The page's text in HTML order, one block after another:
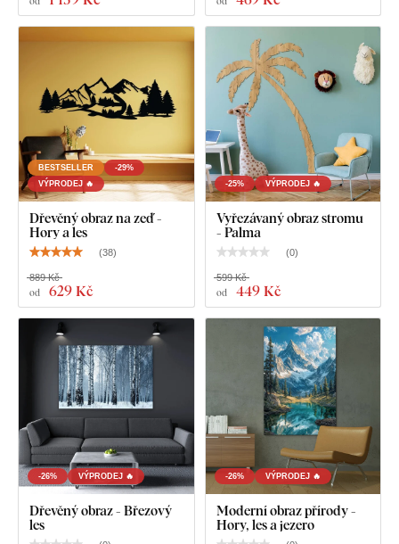
Co najdete v balení?
Dřevěný obraz stromu na zeď
BESTSELLER
-29%
VÝPRODEJ 🔥
Dřevěný obraz na zeď -
Hory a les
(38)
od 629 Kč
889 Kč
-25% VÝPRODEJ 🔥
Vyřezávaný obraz stromu
- Palma
(0)
od 449 Kč
599 Kč
-26% VÝPRODEJ 🔥
Dřevěný obraz - Březový
les
-26% VÝPRODEJ 🔥
Moderní obraz přírody -
Hory, les a jezero